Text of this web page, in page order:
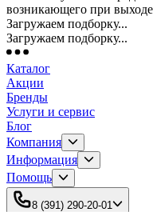
возникающего при выходе
Загружаем подборку...
Загружаем подборку...
Каталог
Акции
Бренды
Услуги и сервис
Блог
Компания
Информация
Помощь
8 (391) 290-20-01